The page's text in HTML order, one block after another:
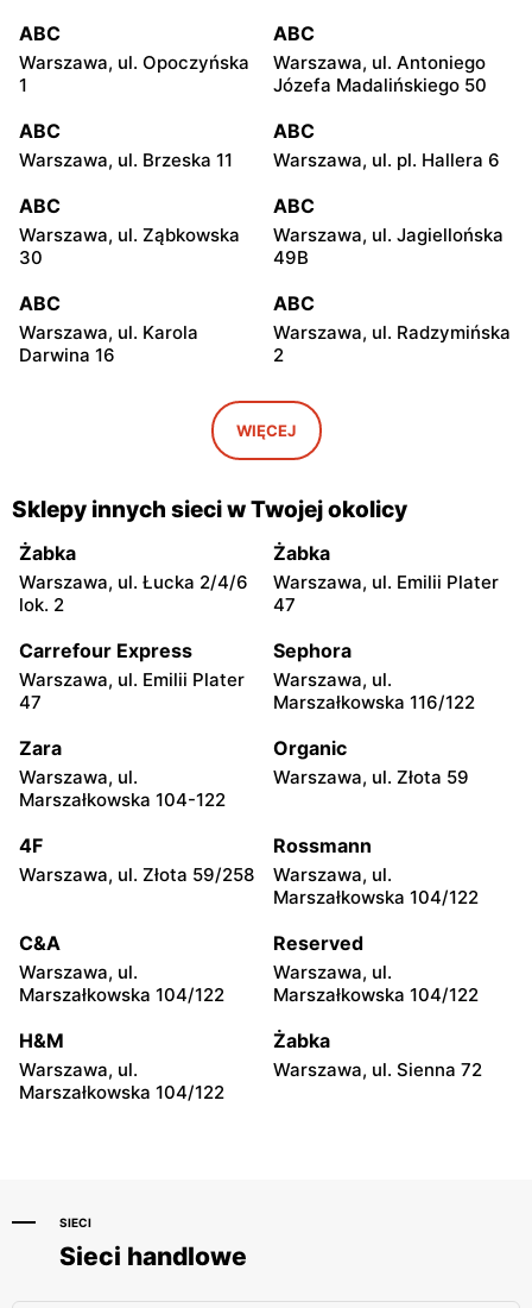
ABC
Warszawa, ul. Opoczyńska
1
ABC
Warszawa, ul. Antoniego
Józefa Madalińskiego 50
ABC
Warszawa, ul. Brzeska 11
ABC
Warszawa, ul. pl. Hallera 6
ABC
Warszawa, ul. Ząbkowska
30
ABC
Warszawa, ul. Jagiellońska
49B
ABC
Warszawa, ul. Karola
Darwina 16
ABC
Warszawa, ul. Radzymińska
2
ABC
Warszawa, ul. Białostocka
9
ABC
Warszawa, ul. Grochowska
321
ABC
Warszawa, ul. Szwedzka 11
ABC
20
ABC
ABC
39
ABC
ABC
24
ABC
Kickiego 12
ABC
2
ABC
Kochanowskiego 39
ABC
Sołtana 2A
ABC
3
ABC ABC
WIĘCEJ
Sklepy innych sieci w Twojej okolicy
Żabka
Warszawa, ul. Łucka 2/4/6
lok. 2
Żabka
Warszawa, ul. Emilii Plater
47
Carrefour Express
Warszawa, ul. Emilii Plater
47
Sephora
Warszawa, ul.
Marszałkowska 116/122
Zara
Warszawa, ul.
Marszałkowska 104-122
Organic
Warszawa, ul. Złota 59
4F
Warszawa, ul. Złota 59/258
Rossmann
Warszawa, ul.
Marszałkowska 104/122
C&A
Warszawa, ul.
Marszałkowska 104/122
Reserved
Warszawa, ul.
Marszałkowska 104/122
H&M
Warszawa, ul.
Marszałkowska 104/122
Żabka
Warszawa, ul. Sienna 72
SIECI
Sieci handlowe